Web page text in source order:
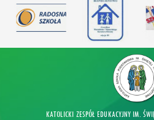
KATOLICKI ZESPÓŁ EDUKACYJNY IM.